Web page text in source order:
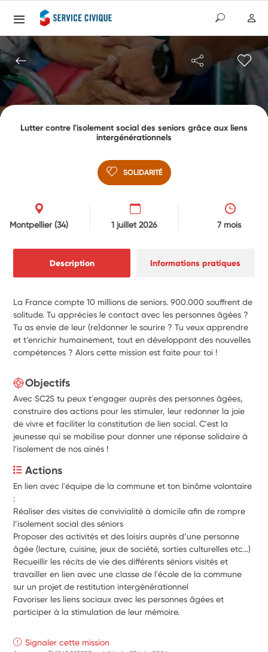
Lutter contre l'isolement social des seniors grâce aux liens
intergénérationnels
SOLIDARITÉ
Montpellier (34) 1 juillet 2026 7 mois
Description Informations pratiques
La France compte 10 millions de seniors. 900.000 souffrent de
solitude. Tu apprécies le contact avec les personnes âgées ?
Tu as envie de leur (re)donner le sourire ? Tu veux apprendre
et t’enrichir humainement, tout en développant des nouvelles
compétences ? Alors cette mission est faite pour toi !
Objectifs
Avec SC2S tu peux t'engager auprès des personnes âgées,
construire des actions pour les stimuler, leur redonner la joie
de vivre et faciliter la constitution de lien social. C'est la
jeunesse qui se mobilise pour donner une réponse solidaire à
l'isolement de nos ainés !
Actions
En lien avec l'équipe de la commune et ton binôme volontaire
:
Réaliser des visites de convivialité à domicile afin de rompre
l’isolement social des séniors
Proposer des activités et des loisirs auprès d’une personne
âgée (lecture, cuisine, jeux de société, sorties culturelles etc…)
Recueillir les récits de vie des différents séniors visités et
travailler en lien avec une classe de l'école de la commune
sur un projet de restitution intergénérationnel
Favoriser les liens sociaux avec les personnes âgées et
participer à la stimulation de leur mémoire.
Signaler cette mission